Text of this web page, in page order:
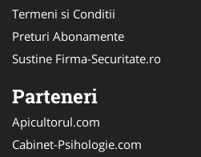
Termeni si Conditii
Preturi Abonamente
Sustine Firma-Securitate.ro
Parteneri
Apicultorul.com
Cabinet-Psihologie.com